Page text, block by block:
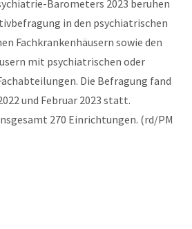
Barometers 2023 beruhen
in den psychiatrischen
Fachkrankenhäusern sowie den
mit psychiatrischen oder
Die Befragung fand
und Februar 2023 statt.
270 Einrichtungen. (rd/PM